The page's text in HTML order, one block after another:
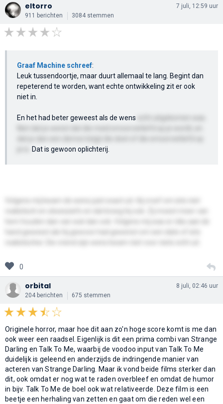
eltorro
911 berichten 3084 stemmen
7 juli, 12:59 uur
Graaf Machine schreef:
Leuk tussendoortje, maar duurt allemaal te lang. Begint dan
repeterend te worden, want echte ontwikkeling zit er ook
niet in.
En het had beter geweest als de wens
Dat is gewoon oplichterij.
0
orbital
204 berichten 675 stemmen
8 juli, 02:46 uur
Originele horror, maar hoe dit aan zo'n hoge score komt is me dan
ook weer een raadsel. Eigenlijk is dit een prima combi van Strange
Darling en Talk To Me, waarbij de voodoo input van Talk To Me
duidelijk is geleend en anderzijds de indringende manier van
acteren van Strange Darling. Maar ik vond beide films sterker dan
dit, ook omdat er nog wat te raden overbleef en omdat de humor
in bijv. Talk To Me de boel ook wat relativeerde. Deze film is een
beetje een herhaling van zetten en gaat om die reden wel een